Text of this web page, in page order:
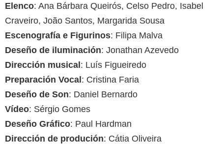
Elenco: Ana Bárbara Queirós, Celso Pedro, Isabel
Craveiro, João Santos, Margarida Sousa
Escenografía e Figurinos: Filipa Malva
Deseño de iluminación: Jonathan Azevedo
Dirección musical: Luís Figueiredo
Preparación Vocal: Cristina Faria
Deseño de Son: Daniel Bernardo
Vídeo: Sérgio Gomes
Deseño Gráfico: Paul Hardman
Dirección de produción: Cátia Oliveira